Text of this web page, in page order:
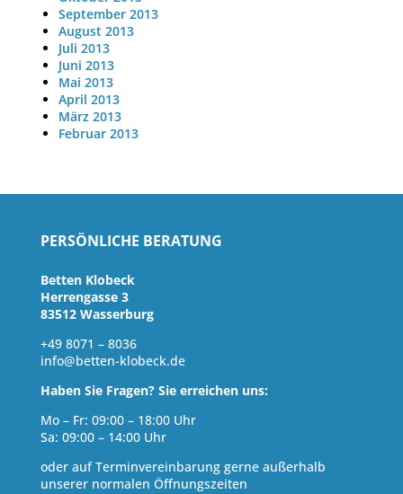
September 2013
August 2013
Juli 2013
Juni 2013
Mai 2013
April 2013
März 2013
Februar 2013
PERSÖNLICHE BERATUNG
Betten Klobeck
Herrengasse 3
83512 Wasserburg
+49 8071 – 8036
info@betten-klobeck.de
Haben Sie Fragen? Sie erreichen uns:
Mo – Fr: 09:00 – 18:00 Uhr
Sa: 09:00 – 14:00 Uhr
oder auf Terminvereinbarung gerne außerhalb
unserer normalen Öffnungszeiten